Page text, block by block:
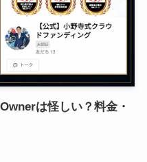
は怪しい？料金・